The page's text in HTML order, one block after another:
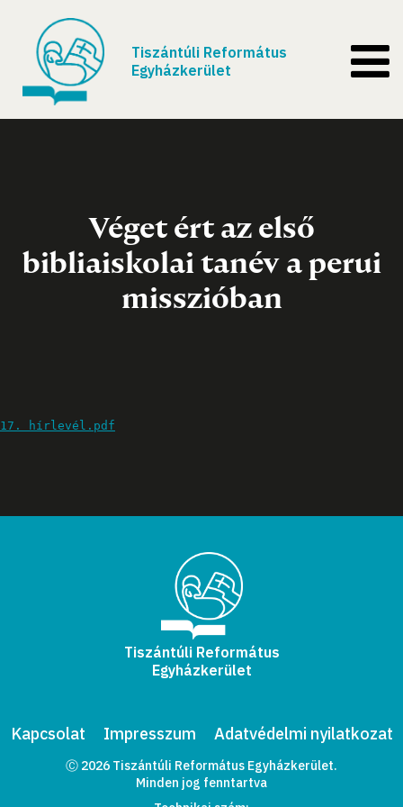
Tiszántúli Református
Egyházkerület
Véget ért az első
bibliaiskolai tanév a perui
misszióban
17. hírlevél.pdf
Tiszántúli Református
Egyházkerület
Kapcsolat Impresszum Adatvédelmi nyilatkozat
Ⓒ 2026 Tiszántúli Református Egyházkerület.
Minden jog fenntartva